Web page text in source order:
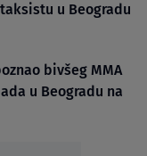
u Beogradu
bivšeg MMA
u Beogradu na